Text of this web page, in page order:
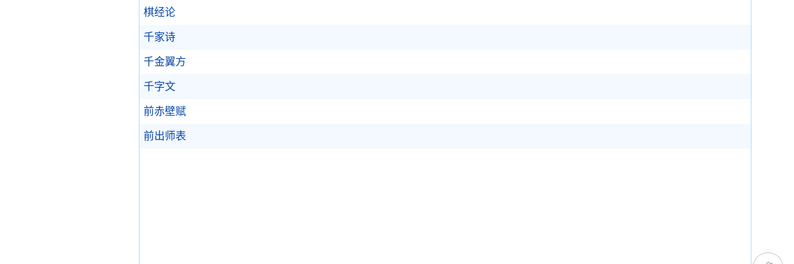
棋经论
千家诗
千金翼方
千字文
前赤壁赋
前出师表